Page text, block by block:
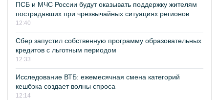
ПСБ и МЧС России будут оказывать поддержку жителям
пострадавших при чрезвычайных ситуациях регионов
12:40
Сбер запустил собственную программу образовательных
кредитов с льготным периодом
12:33
Исследование ВТБ: ежемесячная смена категорий
кешбэка создает волны спроса
12:14